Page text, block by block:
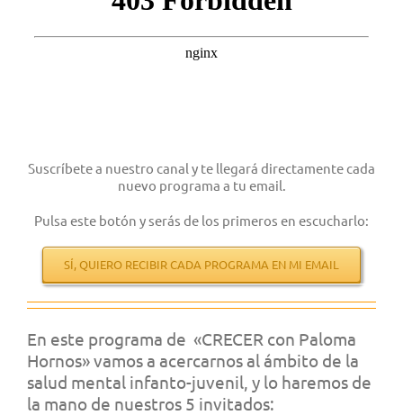
Suscríbete a nuestro canal y te llegará directamente cada
nuevo programa a tu email.
Pulsa este botón y serás de los primeros en escucharlo:
SÍ, QUIERO RECIBIR CADA PROGRAMA EN MI EMAIL
En este programa de «CRECER con Paloma
Hornos»vamos a acercarnos al ámbito de la
salud mental infanto-juvenil, y lo haremos de
la mano de nuestros 5 invitados: